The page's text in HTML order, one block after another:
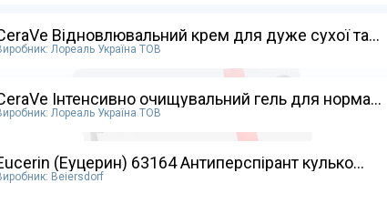
Відновлювальний крем для дуже сухої та...
Лореаль Україна ТОВ
Інтенсивно очищувальний гель для норма...
Лореаль Україна ТОВ
(Еуцерин) 63164 Антиперспірант кулько...
Beiersdorf